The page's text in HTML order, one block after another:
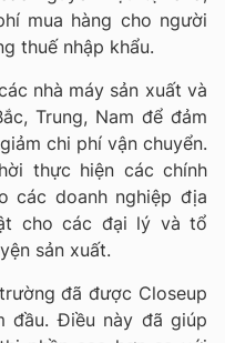
mua hàng cho người
thuế nhập khẩu.
nhà máy sản xuất và
Trung, Nam để đảm
chi phí vận chuyển.
thực hiện các chính
các doanh nghiệp địa
cho các đại lý và tổ
sản xuất.
đã được Closeup
đầu. Điều này đã giúp